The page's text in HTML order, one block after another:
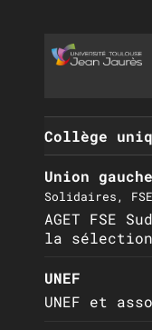
Collège
Union
Solidaires,
AGET FSE
la
UNEF
UNEF et